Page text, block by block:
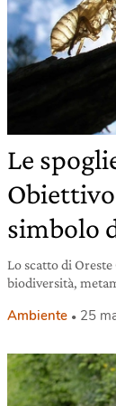
Le
simbolo
Lo scatto di
biodiversità,
Ambiente 25